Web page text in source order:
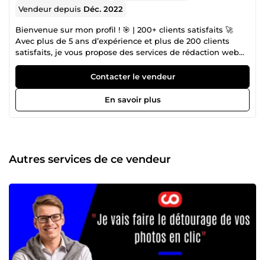
Vendeur depuis Déc. 2022
Bienvenue sur mon profil ! 🎯 | 200+ clients satisfaits 🚀
Avec plus de 5 ans d’expérience et plus de 200 clients
satisfaits, je vous propose des services de rédaction web
optimisée SEO, de création de contenu marketing et de
réécriture professionnelle pour donner un impact maximal
à vos textes. 💡 Pourquoi me choisir ? ✅ Contenu unique
&amp; optimisé : améliorez votre visibilité sur Google ✅
Style professionnel &amp; engageant : captez votre
+200 clients satisfaits 📌 +60 ventes réalisées 📌 Note
moyenne : 5/5 ⭐ 📌 Taux de satisfaction : 99 % 📌 Mes
mots-clés, maillage interne) 🔹 Réécriture professionnelle
(anti-plagiat, style fluide et naturel) 🔹 Création de fiches
produits percutantes 🔹 Copywriting &amp; storytelling
pour vos pages de vente 🔹 Rédaction de posts percutants
pour les réseaux sociaux 🎯 Mon objectif : Vous aider à
booster votre visibilité, améliorer votre réputation en ligne
et convertir plus de visiteurs en clients ! 📩 Prêt à travailler
Contacter le vendeur
En savoir plus
Autres services de ce vendeur